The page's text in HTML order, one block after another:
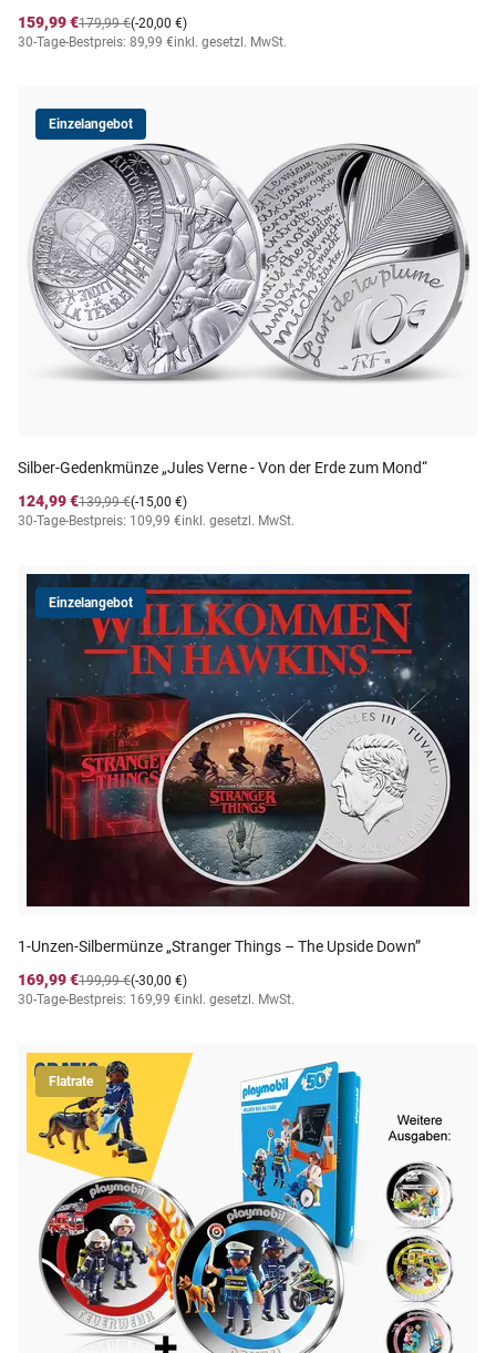
159,99 €
(-20,00 €)
179,99 €
30-Tage-Bestpreis: 89,99 €inkl. gesetzl. MwSt.
Einzelangebot
Silber-Gedenkmünze „Jules Verne - Von der Erde zum Mond“
124,99 €
(-15,00 €)
139,99 €
30-Tage-Bestpreis: 109,99 €inkl. gesetzl. MwSt.
Einzelangebot
1-Unzen-Silbermünze „Stranger Things – The Upside Down”
169,99 €
(-30,00 €)
199,99 €
30-Tage-Bestpreis: 169,99 €inkl. gesetzl. MwSt.
Flatrate